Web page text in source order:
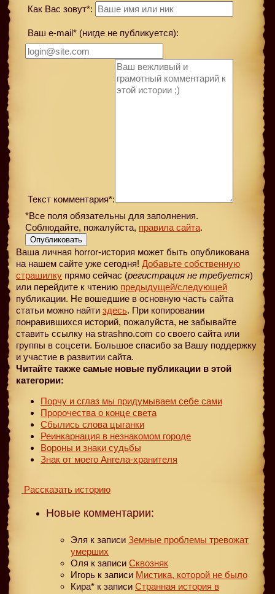
Как Вас зовут*:
Ваш e-mail* (нигде не публикуется):
Текст комментария*:
*Все поля обязательны для заполнения.
Соблюдайте, пожалуйста, правила сайта.
Опубликовать
Ваша личная horror-история может быть опубликована
на нашем сайте уже сегодня! Добавьте собственную
страшилку прямо сейчас (регистрация не требуется)
или перейдите к чтению предыдущей/следующей
публикации. Не вошедшие в основную часть сайта
статьи можно найти здесь. При копировании
понравившихся историй, пожалуйста, не забывайте
ставить ссылку на strashno.com со своего сайта или
группы в соцсети. Большое спасибо за Вашу поддержку
и участие в развитии сайта.
Читайте также самые новые публикации в этой
категории:
Порчу и сглаз мы придумываем себе сами
Пророчества о конце света
Сбылись слова цыганки
Реинкарнация в незнакомом городе
Вороны и знаки судьбы
Знак от моего Ангела-хранителя
Рассказать историю
Новые комментарии:
Эля к записи Земные проблемы тревожат
умерших
Оля к записи Сквозняк
Игорь к записи Мистика, которой не было
Кира* к записи Странная история в